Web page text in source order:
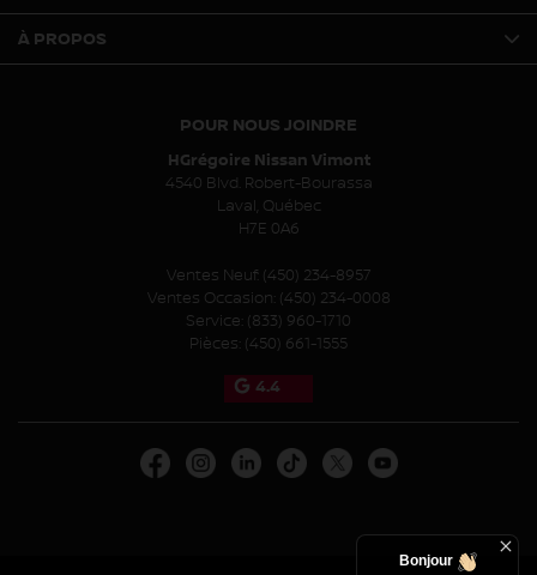
POUR NOUS JOINDRE
HGrégoire Nissan Vimont
4540 Blvd. Robert-Bourassa
Laval Québec
H7E 0A6
Ventes Neuf: (450) 234-8957
Ventes Occasion: (450) 234-0008
Service: (833) 960-1710
Pièces: (450) 661-1555
4.4
À PROPOS
Bonjour